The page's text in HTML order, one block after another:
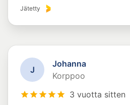
Jätetty
J
Johanna
Korppoo
3 vuotta sitten